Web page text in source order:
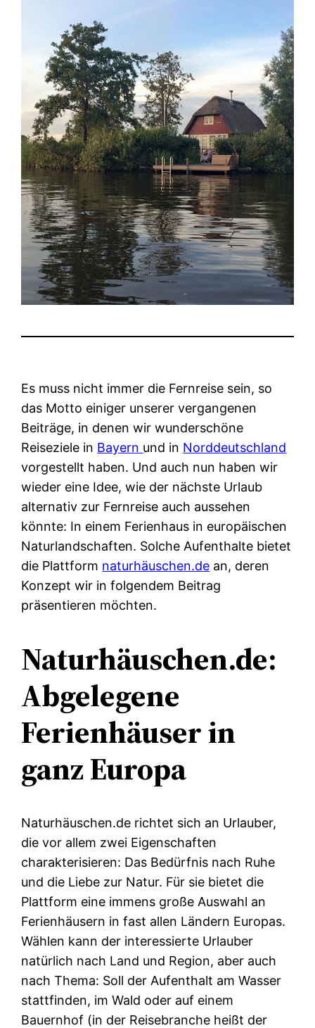
Es muss nicht immer die Fernreise sein, so
das Motto einiger unserer vergangenen
Beiträge, in denen wir wunderschöne
Reiseziele in Bayern und in Norddeutschland
vorgestellt haben. Und auch nun haben wir
wieder eine Idee, wie der nächste Urlaub
alternativ zur Fernreise auch aussehen
könnte: In einem Ferienhaus in europäischen
Naturlandschaften. Solche Aufenthalte bietet
die Plattform naturhäuschen.de an, deren
Konzept wir in folgendem Beitrag
präsentieren möchten.
Naturhäuschen.de:
Abgelegene
Ferienhäuser in
ganz Europa
Naturhäuschen.de richtet sich an Urlauber,
die vor allem zwei Eigenschaften
charakterisieren: Das Bedürfnis nach Ruhe
und die Liebe zur Natur. Für sie bietet die
Plattform eine immens große Auswahl an
Ferienhäusern in fast allen Ländern Europas.
Wählen kann der interessierte Urlauber
natürlich nach Land und Region, aber auch
nach Thema: Soll der Aufenthalt am Wasser
stattfinden, im Wald oder auf einem
Bauernhof (in der Reisebranche heißt der